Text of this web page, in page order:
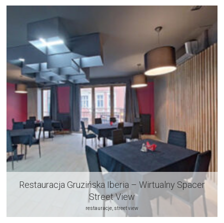
Restauracja Gruzińska Iberia – Wirtualny Spacer
Street View
restauracje, street view